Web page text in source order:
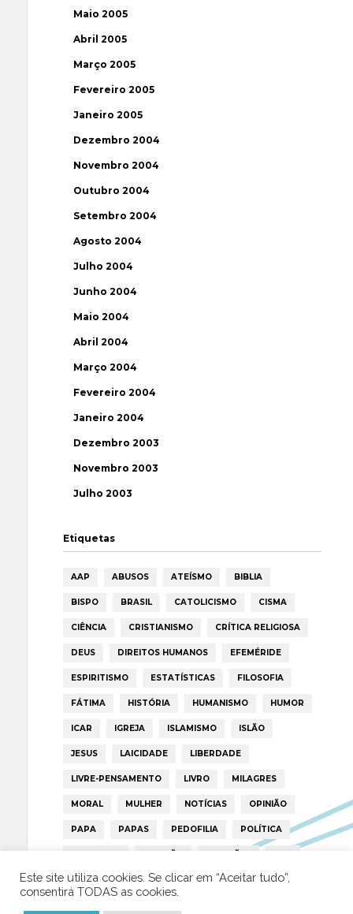
Maio 2005
Abril 2005
Março 2005
Fevereiro 2005
Janeiro 2005
Dezembro 2004
Novembro 2004
Outubro 2004
Setembro 2004
Agosto 2004
Julho 2004
Junho 2004
Maio 2004
Abril 2004
Março 2004
Fevereiro 2004
Janeiro 2004
Dezembro 2003
Novembro 2003
Julho 2003
Etiquetas
AAP ABUSOS ATEÍSMO BIBLIA
BISPO BRASIL CATOLICISMO CISMA
CIÊNCIA CRISTIANISMO CRÍTICA RELIGIOSA
DEUS DIREITOS HUMANOS EFEMÉRIDE
ESPIRITISMO ESTATÍSTICAS FILOSOFIA
FÁTIMA HISTÓRIA HUMANISMO HUMOR
ICAR IGREJA ISLAMISMO ISLÃO
JESUS LAICIDADE LIBERDADE
LIVRE-PENSAMENTO LIVRO MILAGRES
MORAL MULHER NOTÍCIAS OPINIÃO
PAPA PAPAS PEDOFILIA POLÍTICA
PORTUGAL RELIGIÃO RELIGIÕES RTP
TRUMP VATICANO
Este site utiliza cookies. Se clicar em “Aceitar tudo”,
consentirá TODAS as cookies.